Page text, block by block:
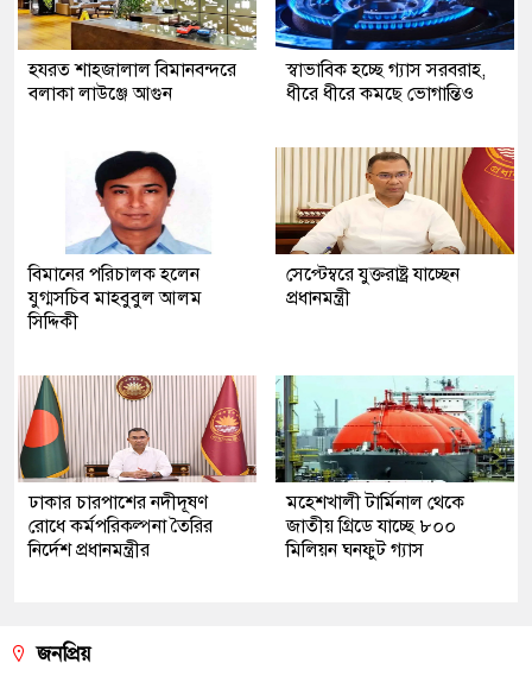
হযরত শাহজালাল বিমানবন্দরে
বলাকা লাউঞ্জে আগুন
স্বাভাবিক হচ্ছে গ্যাস সরবরাহ,
ধীরে ধীরে কমছে ভোগান্তিও
বিমানের পরিচালক হলেন
যুগ্মসচিব মাহবুবুল আলম
সিদ্দিকী
সেপ্টেম্বরে যুক্তরাষ্ট্র যাচ্ছেন
প্রধানমন্ত্রী
ঢাকার চারপাশের নদীদূষণ
রোধে কর্মপরিকল্পনা তৈরির
নির্দেশ প্রধানমন্ত্রীর
মহেশখালী টার্মিনাল থেকে
জাতীয় গ্রিডে যাচ্ছে ৮০০
মিলিয়ন ঘনফুট গ্যাস
জনপ্রিয়